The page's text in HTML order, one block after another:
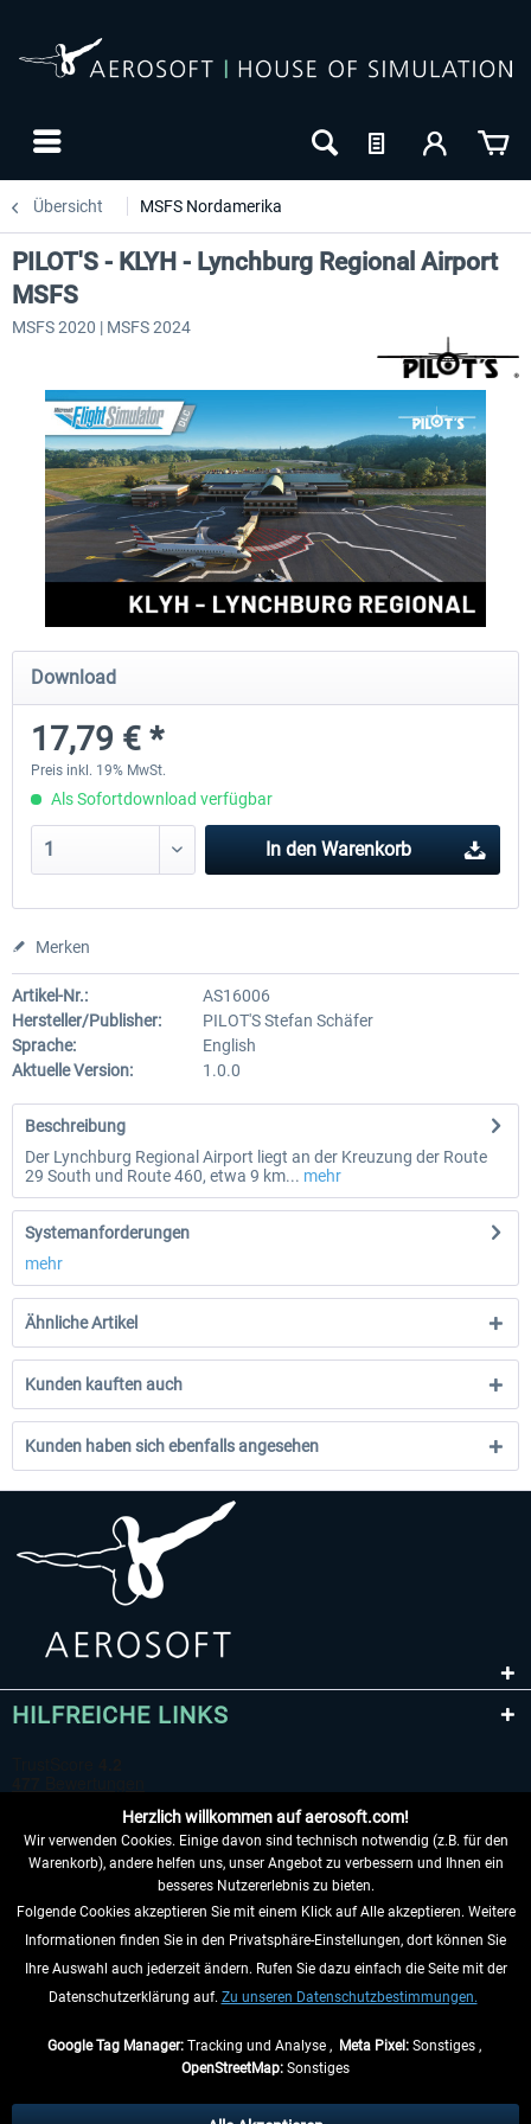
Übersicht MSFS Nordamerika
FSDG - Grönland Kulusuk MSFS Aerosoft Airport
PILOT'S - KLYH - Lynchburg Regional Airport
MSFS
MSFS 2020 | MSFS 2024
Download
17,79 € *
Preis inkl. 19% MwSt.
Als Sofortdownload verfügbar
In den Warenkorb
Merken
Artikel-Nr.:
AS16006
Hersteller/Publisher:
PILOT'S Stefan Schäfer
Sprache:
English
Aktuelle Version:
1.0.0
Beschreibung
Der Lynchburg Regional Airport liegt an der Kreuzung der Route
29 South und Route 460, etwa 9 km... mehr
Systemanforderungen
mehr
Ähnliche Artikel
Kunden kauften auch
Kunden haben sich ebenfalls angesehen
HILFREICHE LINKS
VERTRAG WIDERRUFEN
INFORMATIONEN
Herzlich willkommen auf aerosoft.com!
Wir verwenden Cookies. Einige davon sind technisch notwendig (z.B. für den
Warenkorb), andere helfen uns, unser Angebot zu verbessern und Ihnen ein
besseres Nutzererlebnis zu bieten.
Folgende Cookies akzeptieren Sie mit einem Klick auf Alle akzeptieren. Weitere
Informationen finden Sie in den Privatsphäre-Einstellungen, dort können Sie
Ihre Auswahl auch jederzeit ändern. Rufen Sie dazu einfach die Seite mit der
Datenschutzerklärung auf. Zu unseren Datenschutzbestimmungen.
Google Tag Manager:Tracking und Analyse , Meta Pixel:Sonstiges ,
OpenStreetMap: Sonstiges